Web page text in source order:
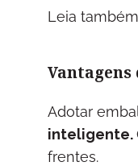
Leia
Adotar
inteligente.
frentes.